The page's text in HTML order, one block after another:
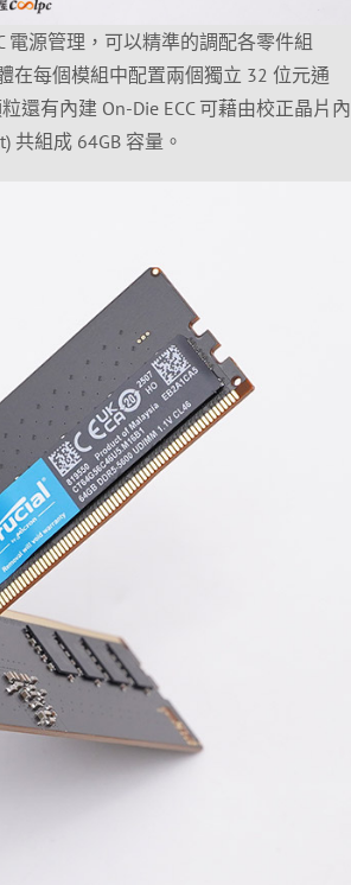
電源管理，可以精準的調配各零件組
在每個模組中配置兩個獨立 32 位元通
還有內建 On-Die ECC 可藉由校正晶片內
共組成 64GB 容量。